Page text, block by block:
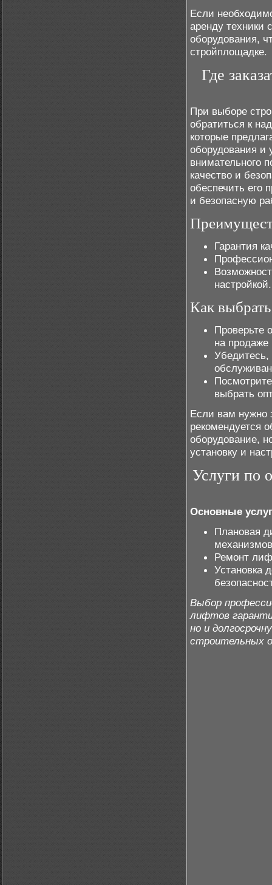
Если
аренду техники
оборудования,
стройплощадке.
Где
При выборе
обратиться к
которые
оборудования и
внимательного
качество и
обеспечить его
и безопасную
Гарантия
настройкой.
Как
Проверьте
на
Убедитесь,
выбрать
Если вам нужно
рекомендуется
оборудование,
установку и
Услуги по
Основные
Плановая
Ремонт
Установка
Выбор
лифтов
но и
строительных